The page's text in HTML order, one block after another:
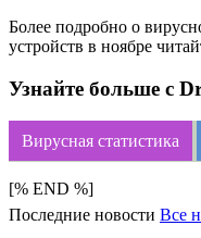
Более подробно о
устройств в ноябре
Узнайте больше с
Вирусная статистика
[% END %]
Последние новости Все